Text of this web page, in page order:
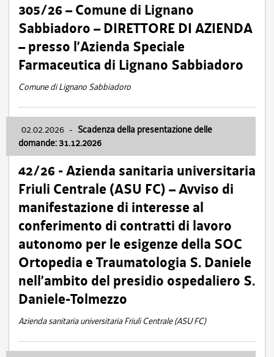
305/26 – Comune di Lignano
Sabbiadoro – DIRETTORE DI AZIENDA
– presso l’Azienda Speciale
Farmaceutica di Lignano Sabbiadoro
Comune di Lignano Sabbiadoro
02.02.2026 - Scadenza della presentazione delle
domande: 31.12.2026
42/26 - Azienda sanitaria universitaria
Friuli Centrale (ASU FC) – Avviso di
manifestazione di interesse al
conferimento di contratti di lavoro
autonomo per le esigenze della SOC
Ortopedia e Traumatologia S. Daniele
nell’ambito del presidio ospedaliero S.
Daniele-Tolmezzo
Azienda sanitaria universitaria Friuli Centrale (ASU FC)